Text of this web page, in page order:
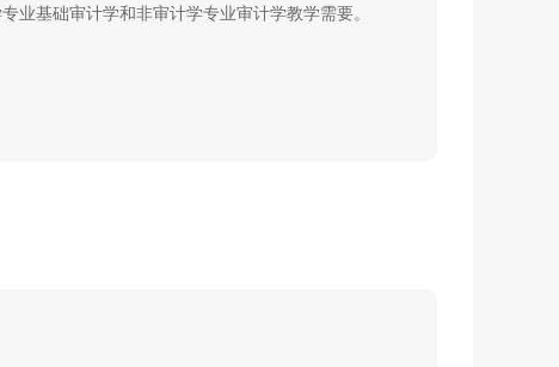
业基础审计学和非审计学专业审计学教学需要。